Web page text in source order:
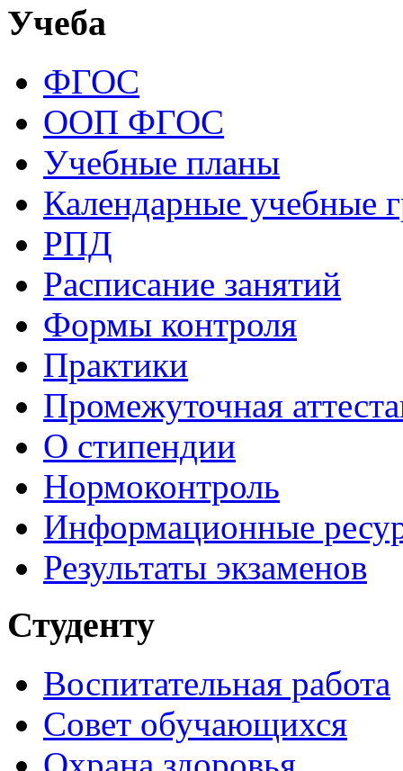
Учеба
ФГОС
ООП ФГОС
Учебные планы
Календарные учебные
РПД
Расписание занятий
Формы контроля
Практики
Промежуточная
О стипендии
Нормоконтроль
Информационные
Результаты экзаменов
Студенту
Воспитательная работа
Совет обучающихся